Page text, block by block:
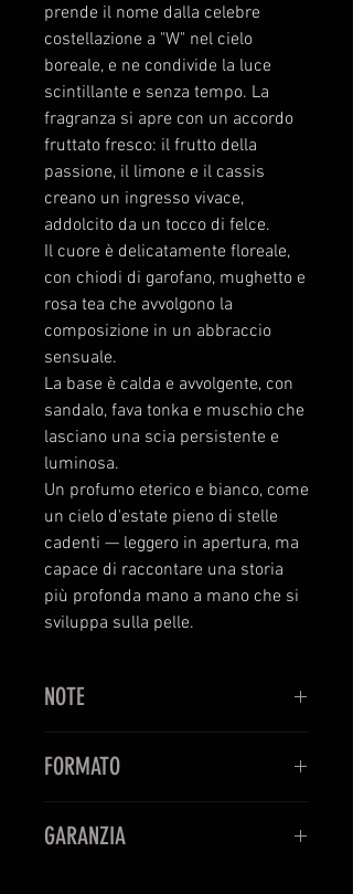
prende il nome dalla celebre
costellazione a "W" nel cielo
boreale, e ne condivide la luce
scintillante e senza tempo. La
fragranza si apre con un accordo
fruttato fresco: il frutto della
passione, il limone e il cassis
creano un ingresso vivace,
addolcito da un tocco di felce.
Il cuore è delicatamente floreale,
con chiodi di garofano, mughetto e
rosa tea che avvolgono la
composizione in un abbraccio
sensuale.
La base è calda e avvolgente, con
sandalo, fava tonka e muschio che
lasciano una scia persistente e
luminosa.
Un profumo eterico e bianco, come
un cielo d'estate pieno di stelle
cadenti — leggero in apertura, ma
capace di raccontare una storia
più profonda mano a mano che si
sviluppa sulla pelle.
NOTE
Famiglia olfattiva
: floreale fruttata
Note di testa
: frutto della passione,
limone e cassis, felce
FORMATO
GARANZIA